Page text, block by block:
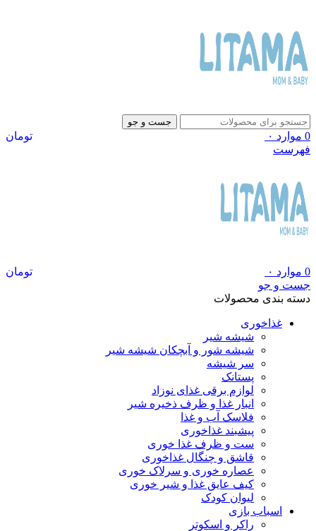
جست و جو
0 موارد ۰
تومان
فهرست
0 موارد ۰
تومان
جست و جو
دسته بندی محصولات
غذاخوری
شیشه شیر
شیشه ‌شور و آبچکان شیشه‌ شیر
سر شیشه
پستانک
لوازم برقی غذای نوزاد
انبار غذا و ظرف ذخیره شیر
فلاسک آب و غذا
پیشبند غذاخوری
ست و ظرف غذا خوری
قاشق و چنگال غذاخوری
عصاره خوری و سرلاک خوری
کیف عایق غذا و شیر خوری
لیوان کودک
اسباب بازی
راکر و اسکوتر